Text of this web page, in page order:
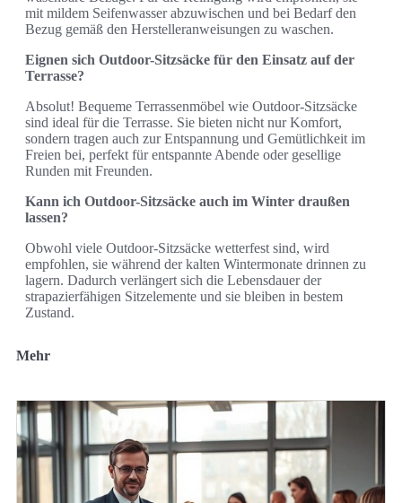
mit mildem Seifenwasser abzuwischen und bei Bedarf den
Bezug gemäß den Herstelleranweisungen zu waschen.
Eignen sich Outdoor-Sitzsäcke für den Einsatz auf der
Terrasse?
Absolut! Bequeme Terrassenmöbel wie Outdoor-Sitzsäcke
sind ideal für die Terrasse. Sie bieten nicht nur Komfort,
sondern tragen auch zur Entspannung und Gemütlichkeit im
Freien bei, perfekt für entspannte Abende oder gesellige
Runden mit Freunden.
Kann ich Outdoor-Sitzsäcke auch im Winter draußen
lassen?
Obwohl viele Outdoor-Sitzsäcke wetterfest sind, wird
empfohlen, sie während der kalten Wintermonate drinnen zu
lagern. Dadurch verlängert sich die Lebensdauer der
strapazierfähigen Sitzelemente und sie bleiben in bestem
Zustand.
Mehr